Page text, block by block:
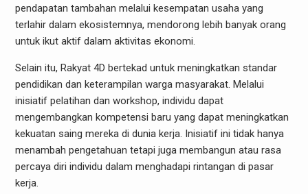
pendapatan tambahan melalui kesempatan usaha yang
terlahir dalam ekosistemnya, mendorong lebih banyak orang
untuk ikut aktif dalam aktivitas ekonomi.
Selain itu, Rakyat 4D bertekad untuk meningkatkan standar
pendidikan dan keterampilan warga masyarakat. Melalui
inisiatif pelatihan dan workshop, individu dapat
mengembangkan kompetensi baru yang dapat meningkatkan
kekuatan saing mereka di dunia kerja. Inisiatif ini tidak hanya
menambah pengetahuan tetapi juga membangun atau rasa
percaya diri individu dalam menghadapi rintangan di pasar
kerja.